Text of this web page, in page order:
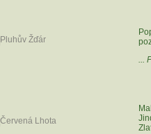
...